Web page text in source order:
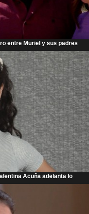
entre Muriel y sus padres
Acuña adelanta lo